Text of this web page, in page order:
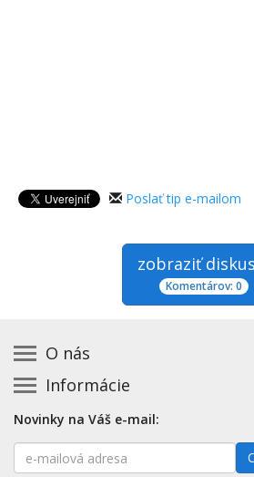
Poslať tip e-mailom
zobraziť
Komentárov: 0
O nás
Kontakt na prevádzkovateľa
Zásady používania cookies
Prehlásenie o prístupnosti
Informácie
Základná registrácia otváracích
Platené služby
Novinky na Váš e-mail:
E-
mailová